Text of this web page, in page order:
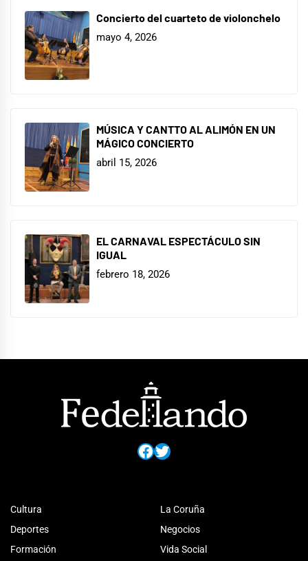
Concierto del cuarteto de violonchelo
mayo 4, 2026
MÚSICA Y CANTTO AL ALIMÓN EN UN
MÁGICO CONCIERTO
abril 15, 2026
EL CARNAVAL ESPECTÁCULO SIN
IGUAL
febrero 18, 2026
Facebook
Twitter
Cultura
Deportes
Formación
La Coruña
Negocios
Vida Social